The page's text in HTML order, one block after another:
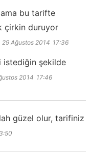
bu tarifte
çirkin duruyor
29 Ağustos 2014 17:36
istediğin şekilde
2014 17:46
güzel olur, tarifiniz